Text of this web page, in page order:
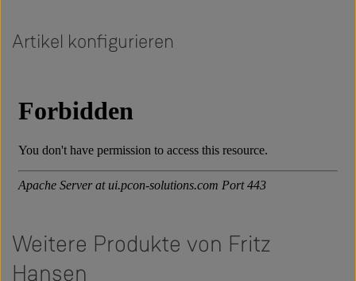
Artikel konfigurieren
Weitere Produkte von Fritz
Hansen